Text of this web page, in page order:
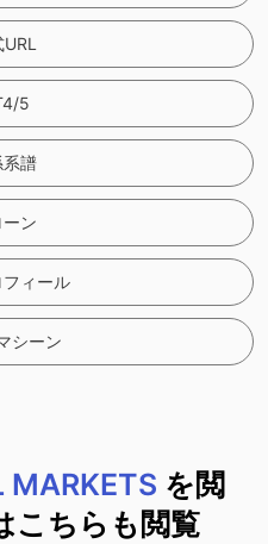
5
譜
ン
ィール
シーン
MARKETS を閲
こちらも閲覧